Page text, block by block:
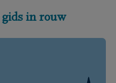
in rouw